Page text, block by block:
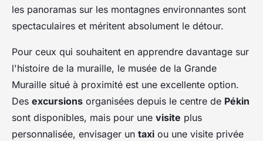
les panoramas sur les montagnes environnantes sont
spectaculaires et méritent absolument le détour.
Pour ceux qui souhaitent en apprendre davantage sur
l'histoire de la muraille, le musée de la Grande
Muraille situé à proximité est une excellente option.
Des excursions organisées depuis le centre de Pékin
sont disponibles, mais pour une visite plus
personnalisée, envisager un taxi ou une visite privée